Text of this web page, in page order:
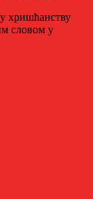
хришћанству
словом у